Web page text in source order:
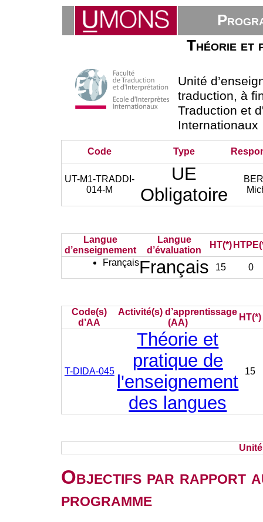
Théorie et
Unité
traduction, à
Traduction et
Internationaux
Code Type
UT-M1-TRADDI-
014-M
UE
Obligatoire
Langue
d’enseignement
Langue
d’évaluation
HT(*)
FrançaisFrançais 15 0
Code(s)
d’AA
Activité(s) d’apprentissage
(AA)
HT(*)
T-DIDA-045
Théorie et
pratique de
l'enseignement
des langues
15
Objectifs par rapport
programme